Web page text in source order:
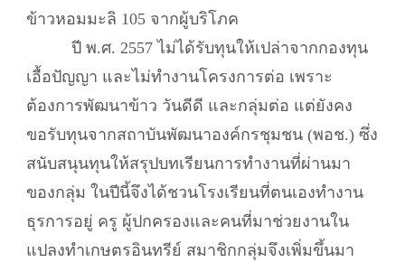
ข้าวหอมมะลิ 105 จากผู้บริโภค
ปี พ.ศ. 2557 ไม่ได้รับทุนให้เปล่าจากกองทุน
เอื้อปัญญา และไม่ทำงานโครงการต่อ เพราะ
ต้องการพัฒนาข้าว วันดีดี และกลุ่มต่อ แต่ยังคง
ขอรับทุนจากสถาบันพัฒนาองค์กรชุมชน (พอช.) ซึ่ง
สนับสนุนทุนให้สรุปบทเรียนการทำงานที่ผ่านมา
ของกลุ่ม ในปีนี้จึงได้ชวนโรงเรียนที่ตนเองทำงาน
ธุรการอยู่ ครู ผู้ปกครองและคนที่มาช่วยงานใน
แปลงทำเกษตรอินทรีย์ สมาชิกกลุ่มจึงเพิ่มขึ้นมา